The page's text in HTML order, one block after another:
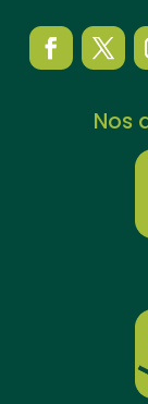
Nos